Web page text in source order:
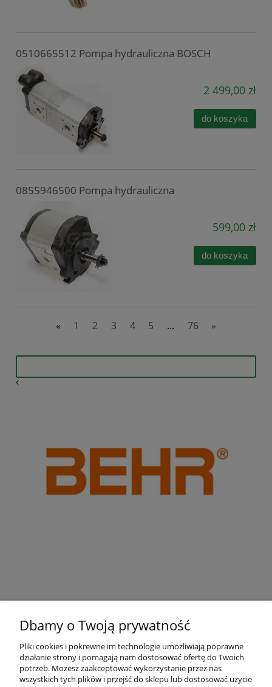
0510665512 Pompa hydrauliczna BOSCH
2 499,00 zł
do koszyka
0855946500 Pompa hydrauliczna
599,00 zł
do koszyka
« 1 2 3 4 5 ... 76 »
Pomoc
Dbamy o Twoją prywatność
Pliki cookies i pokrewne im technologie umożliwiają poprawne
działanie strony i pomagają nam dostosować ofertę do Twoich
potrzeb. Możesz zaakceptować wykorzystanie przez nas
wszystkich tych plików i przejść do sklepu lub dostosować użycie